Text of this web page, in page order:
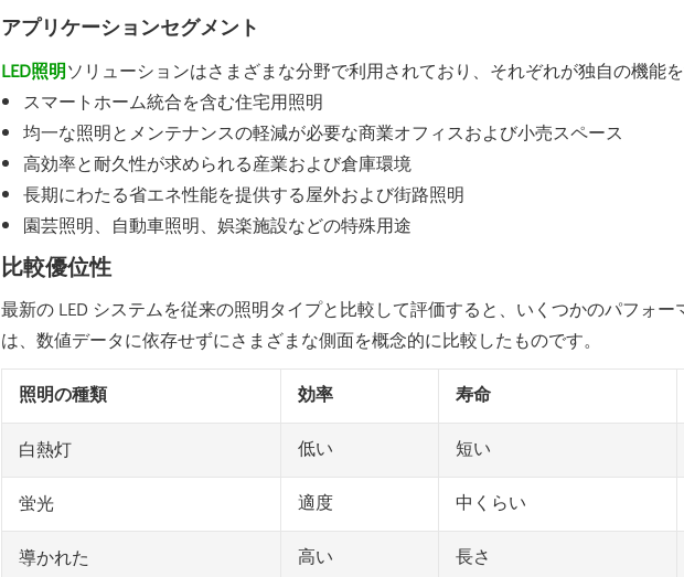
アプリケーションセグメント
LED照明ソリューションはさまざまな分野で利用されており、それぞれが独自の機能を
スマートホーム統合を含む住宅用照明
均一な照明とメンテナンスの軽減が必要な商業オフィスおよび小売スペース
高効率と耐久性が求められる産業および倉庫環境
長期にわたる省エネ性能を提供する屋外および街路照明
園芸照明、自動車照明、娯楽施設などの特殊用途
比較優位性
最新の LED システムを従来の照明タイプと比較して評価すると、いくつかのパフォ
は、数値データに依存せずにさまざまな側面を概念的に比較したものです。
照明の種類
効率 寿命
白熱灯 低い 短い
蛍光 適度 中くらい
導かれた 高い 長さ